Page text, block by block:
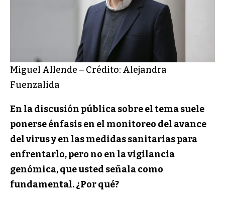
Miguel Allende – Crédito: Alejandra
Fuenzalida
En la discusión pública sobre el tema suele
ponerse énfasis en el monitoreo del avance
del virus y en las medidas sanitarias para
enfrentarlo, pero no en la vigilancia
genómica, que usted señala como
fundamental. ¿Por qué?